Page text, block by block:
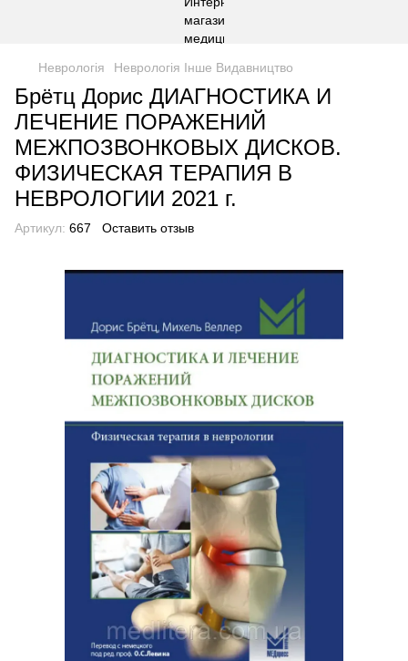
Неврологія Неврологія Інше Видавництво
Брётц Дорис ДИАГНОСТИКА И
ЛЕЧЕНИЕ ПОРАЖЕНИЙ
МЕЖПОЗВОНКОВЫХ ДИСКОВ.
ФИЗИЧЕСКАЯ ТЕРАПИЯ В
НЕВРОЛОГИИ 2021 г.
Артикул: 667 Оставить отзыв